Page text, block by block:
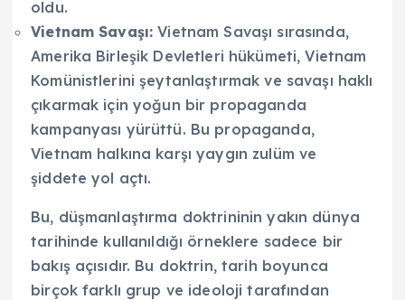
oldu.
Vietnam Savaşı: Vietnam Savaşı sırasında,
Amerika Birleşik Devletleri hükümeti, Vietnam
Komünistlerini şeytanlaştırmak ve savaşı haklı
çıkarmak için yoğun bir propaganda
kampanyası yürüttü. Bu propaganda,
Vietnam halkına karşı yaygın zulüm ve
şiddete yol açtı.
Bu, düşmanlaştırma doktrininin yakın dünya
tarihinde kullanıldığı örneklere sadece bir
bakış açısıdır. Bu doktrin, tarih boyunca
birçok farklı grup ve ideoloji tarafından